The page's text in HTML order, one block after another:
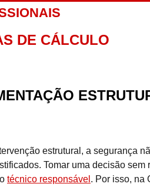
DE CÁLCULO
estrutural, a segurança
Tomar uma decisão
técnico responsável . Por isso, na